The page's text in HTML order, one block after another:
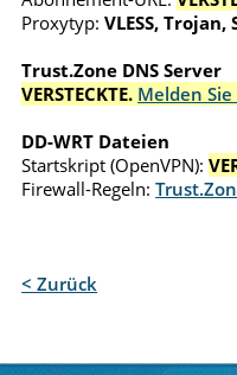
Proxytyp: VLESS, Trojan,
Trust.Zone DNS Server
VERSTECKTE. Melden
DD-WRT Dateien
Startskript (OpenVPN):
Firewall-Regeln:
< Zurück